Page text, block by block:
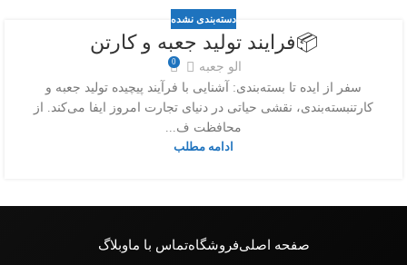
دسته‌بندی نشده
📦فرایند تولید جعبه و کارتن
الو جعبه 0
سفر از ایده تا بسته‌بندی: آشنایی با فرآیند پیچیده تولید جعبه و
کارتنبسته‌بندی، نقشی حیاتی در دنیای تجارت امروز ایفا می‌کند. از
محافظت ف...
ادامه مطلب
صفحه اصلیفروشگاهتماس با ماوبلاگ